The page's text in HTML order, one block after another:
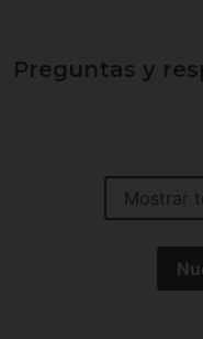
Preguntas y
Mostrar